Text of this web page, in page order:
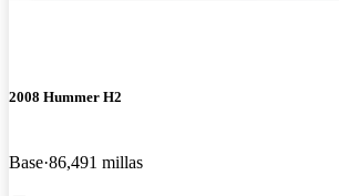
2008 Hummer H2
Base 86,491 millas